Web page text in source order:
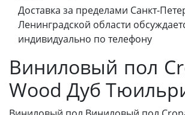
Доставка за пределами Санкт-
Ленинградской области
индивидуально по телефону
Виниловый пол
Wood Дуб